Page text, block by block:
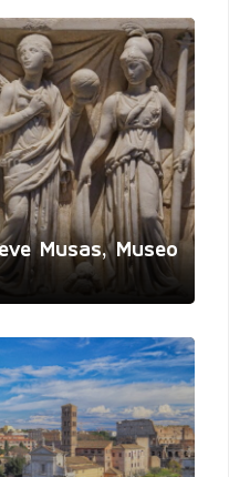
Musas, Museo